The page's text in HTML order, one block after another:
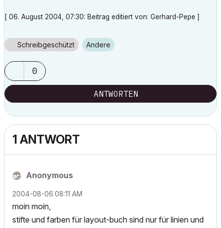
[ 06. August 2004, 07:30: Beitrag editiert von: Gerhard-Pepe ]
Schreibgeschützt Andere
0
ANTWORTEN
1 ANTWORT
Anonymous
‎2004-08-06 08:11 AM
moin moin,
stifte und farben für layout-buch sind nur für linien und